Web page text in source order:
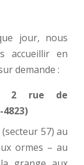
jour, nous
accueillir en
demande :
2 rue de
(secteur 57) au
ormes – au